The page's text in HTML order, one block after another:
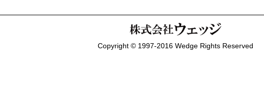
Copyright © 1997-2016 Wedge Rights Reserved